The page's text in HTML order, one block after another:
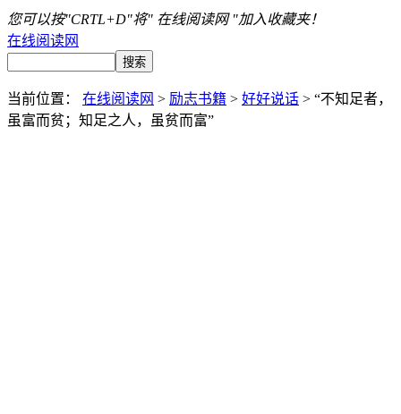
您可以按"CRTL+D"将" 在线阅读网 "加入收藏夹！
在线阅读网
当前位置： 在线阅读网 > 励志书籍 > 好好说话 > “不知足者，
虽富而贫；知足之人，虽贫而富”